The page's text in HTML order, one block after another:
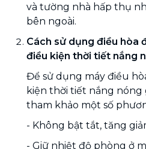
và tường nhà hấp thụ
bên ngoài.
Cách sử dụng điều hòa
điều kiện thời tiết nắng
Để sử dụng máy điều
kiện thời tiết nắng nóng
tham khảo một số
- Không bật tắt, tăng
- Giữ nhiệt độ phòng ở